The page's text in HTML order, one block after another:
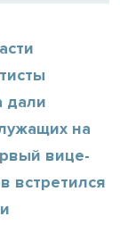
дали
на
вице-
встретился